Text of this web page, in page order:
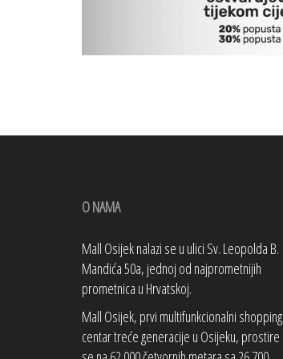
O NAMA
Mall Osijek nalazi se u ulici Sv. Leopolda B.
Mandića 50a, jednoj od najprometnijih
prometnica u Hrvatskoj.
Mall Osijek, prvi multifunkcionalni shopping
centar treće generacije u Osijeku, prostire